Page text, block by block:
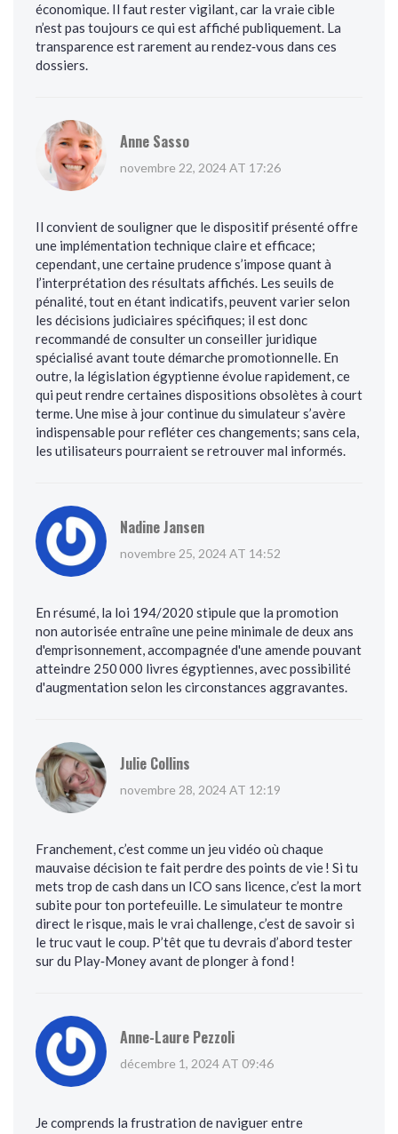
économique. Il faut rester vigilant, car la vraie cible
n’est pas toujours ce qui est affiché publiquement. La
transparence est rarement au rendez‑vous dans ces
dossiers.
Anne Sasso
novembre 22, 2024 AT 17:26
Il convient de souligner que le dispositif présenté offre
une implémentation technique claire et efficace;
cependant, une certaine prudence s’impose quant à
l’interprétation des résultats affichés. Les seuils de
pénalité, tout en étant indicatifs, peuvent varier selon
les décisions judiciaires spécifiques; il est donc
recommandé de consulter un conseiller juridique
spécialisé avant toute démarche promotionnelle. En
outre, la législation égyptienne évolue rapidement, ce
qui peut rendre certaines dispositions obsolètes à court
terme. Une mise à jour continue du simulateur s’avère
indispensable pour refléter ces changements; sans cela,
les utilisateurs pourraient se retrouver mal informés.
Nadine Jansen
novembre 25, 2024 AT 14:52
En résumé, la loi 194/2020 stipule que la promotion
non autorisée entraîne une peine minimale de deux ans
d'emprisonnement, accompagnée d'une amende pouvant
atteindre 250 000 livres égyptiennes, avec possibilité
d'augmentation selon les circonstances aggravantes.
Julie Collins
novembre 28, 2024 AT 12:19
Franchement, c’est comme un jeu vidéo où chaque
mauvaise décision te fait perdre des points de vie ! Si tu
mets trop de cash dans un ICO sans licence, c’est la mort
subite pour ton portefeuille. Le simulateur te montre
direct le risque, mais le vrai challenge, c’est de savoir si
le truc vaut le coup. P’têt que tu devrais d’abord tester
sur du Play‑Money avant de plonger à fond !
Anne-Laure Pezzoli
décembre 1, 2024 AT 09:46
Je comprends la frustration de naviguer entre